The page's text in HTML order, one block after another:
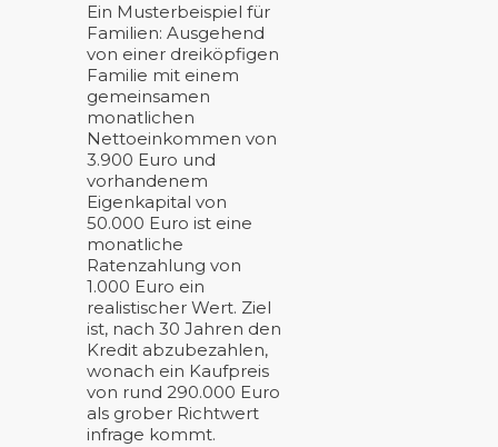
Ein Musterbeispiel für
Familien: Ausgehend
von einer dreiköpfigen
Familie mit einem
gemeinsamen
monatlichen
Nettoeinkommen von
3.900 Euro und
vorhandenem
Eigenkapital von
50.000 Euro ist eine
monatliche
Ratenzahlung von
1.000 Euro ein
realistischer Wert. Ziel
ist, nach 30 Jahren den
Kredit abzubezahlen,
wonach ein Kaufpreis
von rund 290.000 Euro
als grober Richtwert
infrage kommt.